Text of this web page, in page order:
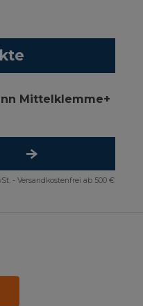
Mittelklemme+
- Versandkostenfrei ab 500 €